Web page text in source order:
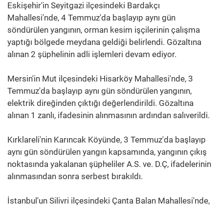
Eskişehir'in Seyitgazi ilçesindeki Bardakçı
Mahallesi'nde, 4 Temmuz'da başlayıp aynı gün
söndürülen yangının, orman kesim işçilerinin çalışma
yaptığı bölgede meydana geldiği belirlendi. Gözaltına
alınan 2 şüphelinin adli işlemleri devam ediyor.
Mersin'in Mut ilçesindeki Hisarköy Mahallesi'nde, 3
Temmuz'da başlayıp aynı gün söndürülen yangının,
elektrik direğinden çıktığı değerlendirildi. Gözaltına
alınan 1 zanlı, ifadesinin alınmasının ardından salıverildi.
Kırklareli'nin Karıncak Köyünde, 3 Temmuz'da başlayıp
aynı gün söndürülen yangın kapsamında, yangının çıkış
noktasında yakalanan şüpheliler A.S. ve. D.Ç, ifadelerinin
alınmasından sonra serbest bırakıldı.
İstanbul'un Silivri ilçesindeki Çanta Balan Mahallesi'nde,